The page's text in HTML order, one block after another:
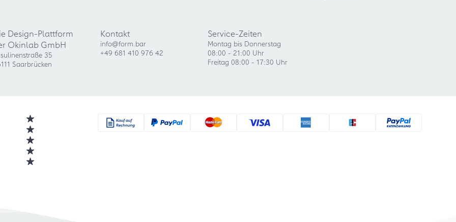
Design-Plattform
Okinlab GmbH
35
Saarbrücken
Kontakt
info@form.bar
+49 681 410 976 42
Service-Zeiten
Montag bis Donnerstag
08:00 - 21:00 Uhr
Freitag 08:00 - 17:30 Uhr